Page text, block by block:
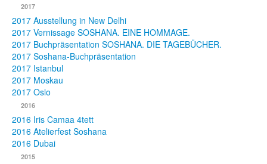
2017
2017 Ausstellung in New Delhi
2017 Vernissage SOSHANA. EINE HOMMAGE.
2017 Buchpräsentation SOSHANA. DIE TAGEBÜCHER.
2017 Soshana-Buchpräsentation
2017 Istanbul
2017 Moskau
2017 Oslo
2016
2016 Iris Camaa 4tett
2016 Atelierfest Soshana
2016 Dubai
2015